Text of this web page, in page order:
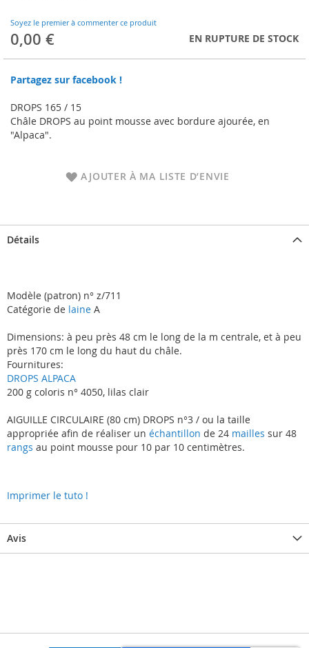
Soyez le premier à commenter ce produit
0,00 € EN RUPTURE DE STOCK
Partagez sur facebook !
DROPS 165 / 15
Châle DROPS au point mousse avec bordure ajourée, en
"Alpaca".
AJOUTER À MA LISTE D’ENVIE
beginning
of
the
gallery
Détails
Modèle (patron) n° z/711
Catégorie de laine A
Dimensions: à peu près 48 cm le long de la m centrale, et à peu
près 170 cm le long du haut du châle.
Fournitures:
DROPS ALPACA
200 g coloris n° 4050, lilas clair
AIGUILLE CIRCULAIRE (80 cm) DROPS n°3 / ou la taille
appropriée afin de réaliser un échantillon de 24 mailles sur 48
rangs au point mousse pour 10 par 10 centimètres.
Imprimer le tuto !
Avis